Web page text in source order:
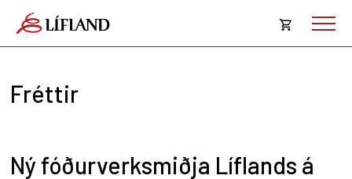
Opna
Karfan þín
Karfan er tóm.
Fréttir
Ný fóðurverksmiðja Líflands á